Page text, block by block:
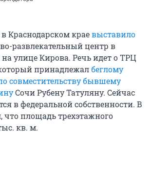
Краснодарском краевыставило
развлекательный центр в
улице Кирова. Речь идет о ТРЦ
принадлежалбеглому
совместительству бывшему
Сочи Рубену Татуляну. Сейчас
в федеральной собственности. В
что площадь трехэтажного
кв. м.